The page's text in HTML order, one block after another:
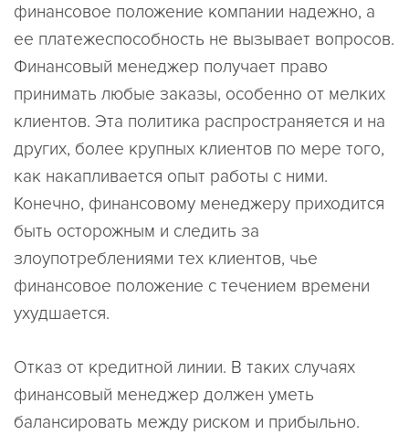
финансовое положение компании надежно, а
ее платежеспособность не вызывает вопросов.
Финансовый менеджер получает право
принимать любые заказы, особенно от мелких
клиентов. Эта политика распространяется и на
других, более крупных клиентов по мере того,
как накапливается опыт работы с ними.
Конечно, финансовому менеджеру приходится
быть осторожным и следить за
злоупотреблениями тех клиентов, чье
финансовое положение с течением времени
ухудшается.
Отказ от кредитной линии. В таких случаях
финансовый менеджер должен уметь
балансировать между риском и прибыльно.